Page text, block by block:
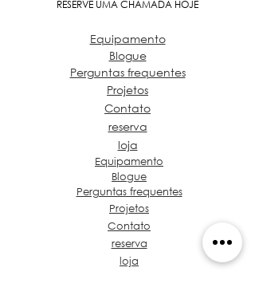
RESERVE UMA CHAMADA HOJE
Equipamento
Blogue
Perguntas frequentes
Projetos
Contato
reserva
loja
Equipamento
Blogue
Perguntas frequentes
Projetos
Contato
reserva
loja